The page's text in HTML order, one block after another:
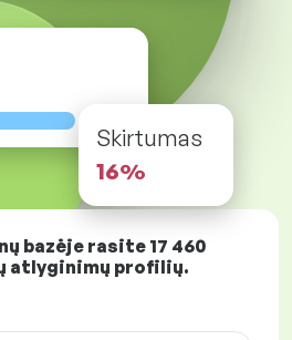
Skirtumas
16%
bazėje rasite 17 460
profilių.